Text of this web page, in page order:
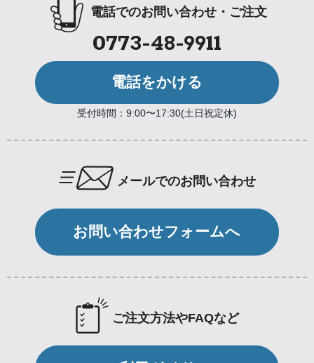
電話でのお問い合わせ・ご注文
0773-48-9911
電話をかける
受付時間：9:00〜17:30(土日祝定休)
メールでのお問い合わせ
お問い合わせフォームへ
ご注文方法やFAQなど